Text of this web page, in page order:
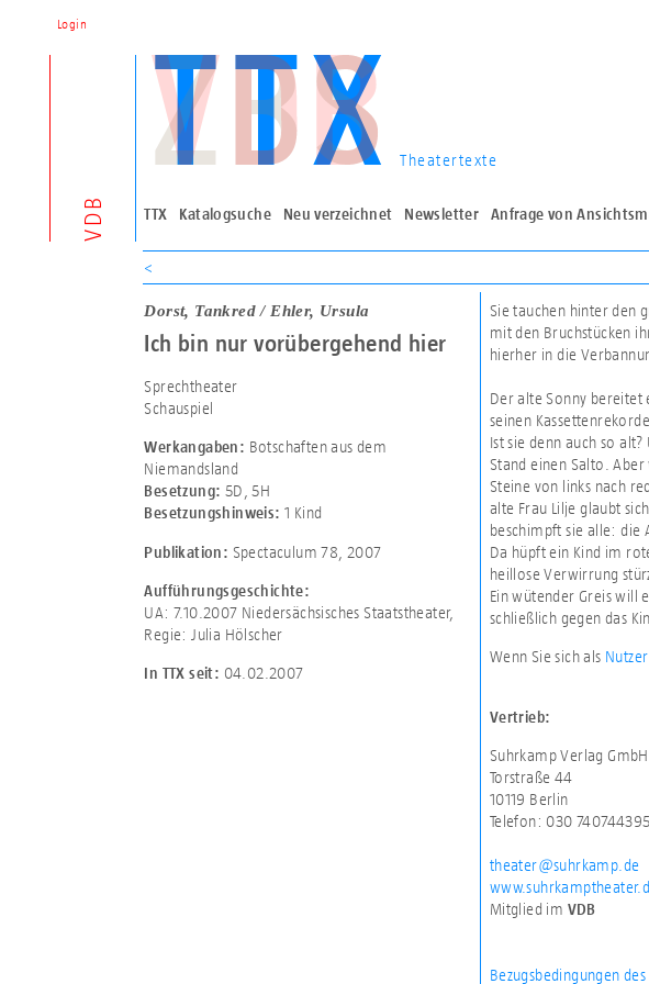
VDB
Theatertexte
TTX Katalogsuche Neu verzeichnet Newsletter Anfrage von
Login
<
Dorst, Tankred / Ehler, Ursula
Ich bin nur vorübergehend hier
Sprechtheater
Schauspiel
Werkangaben: Botschaften aus dem
Niemandsland
Besetzung: 5D ,5H
Besetzungshinweis: 1 Kind
Publikation: Spectaculum 78, 2007
Aufführungsgeschichte:
UA: 7.10.2007 Niedersächsisches Staatstheater,
Regie: Julia Hölscher
In TTX seit: 04.02.2007
Sie tauchen hinter den
mit den Bruchstücken
hierher in die
Der alte Sonny bereitet
seinen
Ist sie denn auch so
Stand einen Salto. Aber
Steine von links nach
alte Frau Lilje glaubt
beschimpft sie alle: die
Da hüpft ein Kind im
heillose Verwirrung
Ein wütender Greis will
schließlich gegen das
Wenn Sie sich als
Vertrieb:
Suhrkamp Verlag
Torstraße 44
10119 Berlin
Telefon: 030 740744395
theater@suhrkamp.de
Mitglied im VDB
Bezugsbedingungen